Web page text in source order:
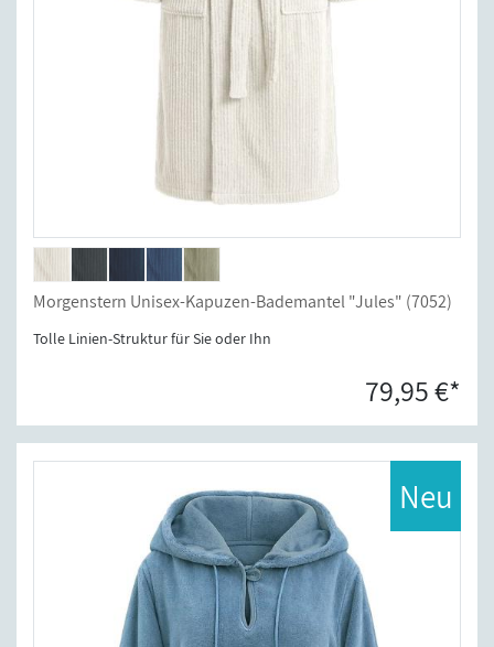
Morgenstern Unisex-Kapuzen-Bademantel "Jules" (7052)
Tolle Linien-Struktur für Sie oder Ihn
79,95 €*